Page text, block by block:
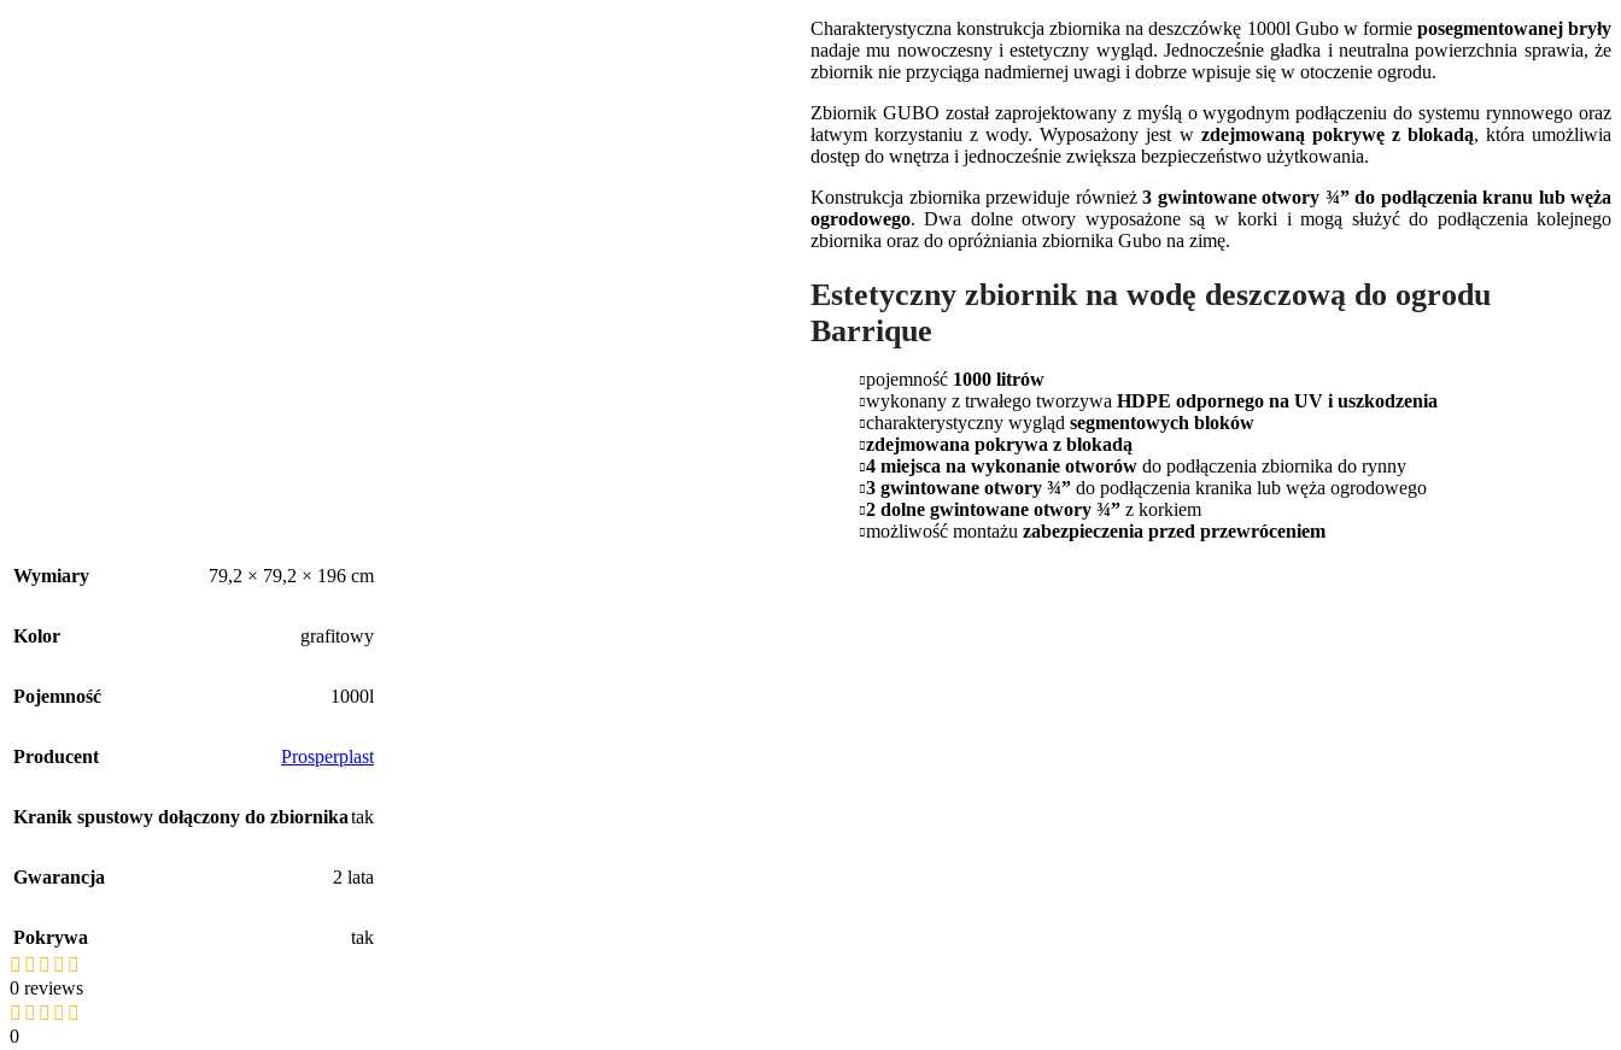
Charakterystyczna konstrukcja zbiornika na deszczówkę 1000l Gubo w formie posegmentowanej bryły
nadaje mu nowoczesny i estetyczny wygląd. Jednocześnie gładka i neutralna powierzchnia sprawia, że
zbiornik nie przyciąga nadmiernej uwagi i dobrze wpisuje się w otoczenie ogrodu.
Zbiornik GUBO został zaprojektowany z myślą o wygodnym podłączeniu do systemu rynnowego oraz
łatwym korzystaniu z wody. Wyposażony jest w zdejmowaną pokrywę z blokadą, która umożliwia
dostęp do wnętrza i jednocześnie zwiększa bezpieczeństwo użytkowania.
Konstrukcja zbiornika przewiduje również 3 gwintowane otwory ¾” do podłączenia kranu lub węża
ogrodowego. Dwa dolne otwory wyposażone są w korki i mogą służyć do podłączenia kolejnego
zbiornika oraz do opróżniania zbiornika Gubo na zimę.
Estetyczny zbiornik na wodę deszczową do ogrodu
Barrique
pojemność 1000 litrów
wykonany z trwałego tworzywa HDPE odpornego na UV i uszkodzenia
charakterystyczny wygląd segmentowych bloków
zdejmowana pokrywa z blokadą
4 miejsca na wykonanie otworów do podłączenia zbiornika do rynny
3 gwintowane otwory ¾” do podłączenia kranika lub węża ogrodowego
2 dolne gwintowane otwory ¾” z korkiem
możliwość montażu zabezpieczenia przed przewróceniem
Wymiary 79,2 × 79,2 × 196 cm
Kolor grafitowy
Pojemność 1000l
Producent Prosperplast
Kranik spustowy dołączony do zbiornikatak
Gwarancja 2 lata
Pokrywa tak
0 reviews
0